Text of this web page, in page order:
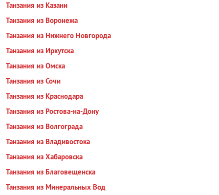
Танзания из Казани
Танзания из Воронежа
Танзания из Нижнего Новгорода
Танзания из Иркутска
Танзания из Омска
Танзания из Сочи
Танзания из Краснодара
Танзания из Ростова-на-Дону
Танзания из Волгограда
Танзания из Владивостока
Танзания из Хабаровска
Танзания из Благовещенска
Танзания из Минеральных Вод